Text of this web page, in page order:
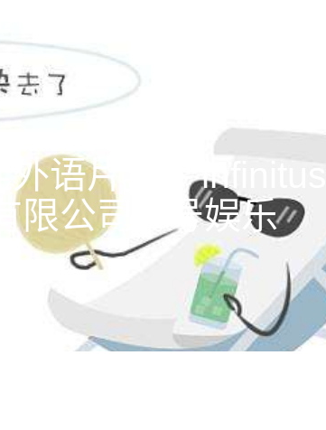
语片」 –
限公司-1号娱乐